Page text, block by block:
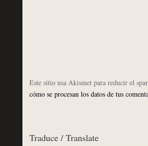
Este sitio usa Akismet para reducir el
cómo se procesan los datos de tus
Traduce / Translate